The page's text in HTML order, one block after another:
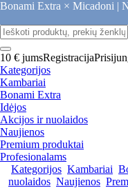
Bonami Extra × Micadoni |
10 € jumsRegistracija
Kategorijos
Kambariai
Bonami Extra
Idėjos
Akcijos ir nuolaidos
Naujienos
Premium produktai
Profesionalams
Kategorijos Kambariai
nuolaidos Naujienos